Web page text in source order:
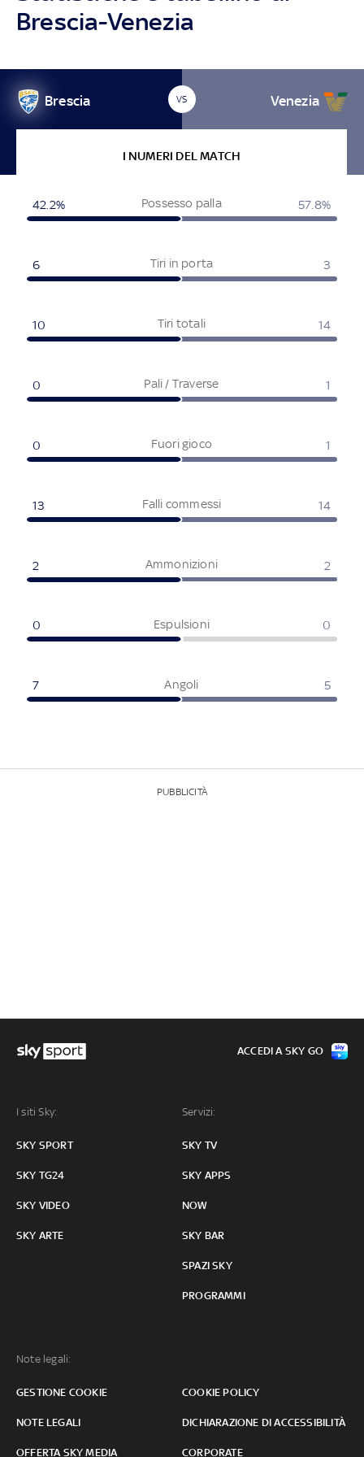
Brescia-Venezia
Brescia VS Venezia
I NUMERI DEL MATCH
Possesso palla
42.2% 57.8%
Tiri in porta
6 3
Tiri totali
10 14
Pali / Traverse
0 1
Fuori gioco
0 1
Falli commessi
13 14
Ammonizioni
2 2
Espulsioni
0 0
Angoli
7 5
PUBBLICITÀ
I siti Sky:
SKY SPORT
SKY TG24
SKY VIDEO
SKY ARTE
Servizi:
SKY TV
SKY APPS
NOW
SKY BAR
SPAZI SKY
PROGRAMMI
Note legali:
GESTIONE COOKIE COOKIE POLICY
NOTE LEGALI DICHIARAZIONE DI ACCESSIBILITÀ
OFFERTA SKY MEDIA CORPORATE
ACCEDI A SKY GO